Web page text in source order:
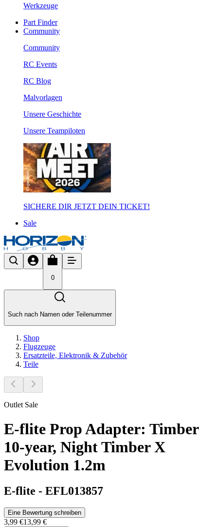
Werkzeuge
Part Finder
Community
Community
RC Events
RC Blog
Malvorlagen
Unsere Geschichte
Unsere Teampiloten
SICHERE DIR JETZT DEIN TICKET!
Sale
0
Such nach Namen oder Teilenummer
Shop
Flugzeuge
Ersatzteile, Elektronik & Zubehör
Teile
Outlet Sale
E-flite Prop Adapter: Timber
10-year, Night Timber X
Evolution 1.2m
E-flite - EFL013857
Eine Bewertung schreiben
3,99 €13,99 €